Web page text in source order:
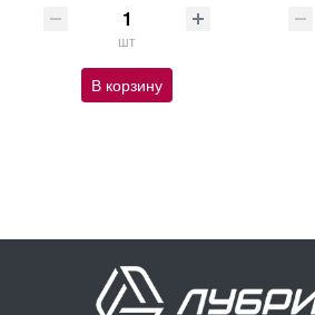
шт
В корзину